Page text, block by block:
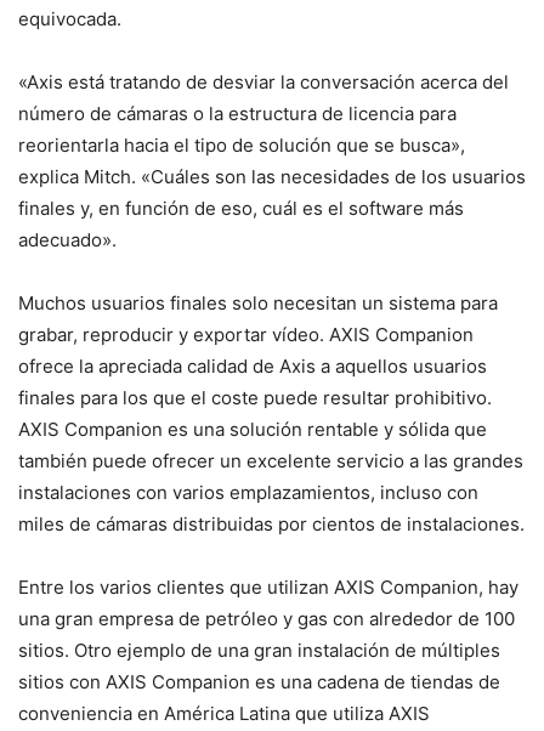
equivocada.
«Axis está tratando de desviar la conversación acerca del
número de cámaras o la estructura de licencia para
reorientarla hacia el tipo de solución que se busca»,
explica Mitch. «Cuáles son las necesidades de los usuarios
finales y, en función de eso, cuál es el software más
adecuado».
Muchos usuarios finales solo necesitan un sistema para
grabar, reproducir y exportar vídeo. AXIS Companion
ofrece la apreciada calidad de Axis a aquellos usuarios
finales para los que el coste puede resultar prohibitivo.
AXIS Companion es una solución rentable y sólida que
también puede ofrecer un excelente servicio a las grandes
instalaciones con varios emplazamientos, incluso con
miles de cámaras distribuidas por cientos de instalaciones.
Entre los varios clientes que utilizan AXIS Companion, hay
una gran empresa de petróleo y gas con alrededor de 100
sitios. Otro ejemplo de una gran instalación de múltiples
sitios con AXIS Companion es una cadena de tiendas de
conveniencia en América Latina que utiliza AXIS